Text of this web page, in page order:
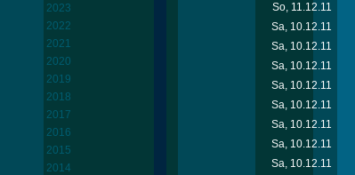
2023
2022
2021
2020
2019
2018
2017
2016
2015
2014
So, 11.12.11
Sa, 10.12.11
Sa, 10.12.11
Sa, 10.12.11
Sa, 10.12.11
Sa, 10.12.11
Sa, 10.12.11
Sa, 10.12.11
Sa, 10.12.11